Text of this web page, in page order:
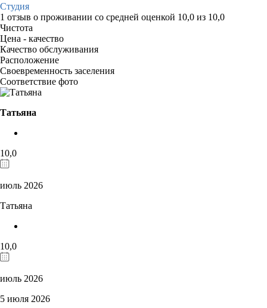
Студия
1 отзыв о проживании со средней оценкой 10,0 из 10,0
Чистота
Цена - качество
Качество обслуживания
Расположение
Своевременность заселения
Соответствие фото
Татьяна
10,0
июль 2026
Татьяна
10,0
июль 2026
5 июля 2026